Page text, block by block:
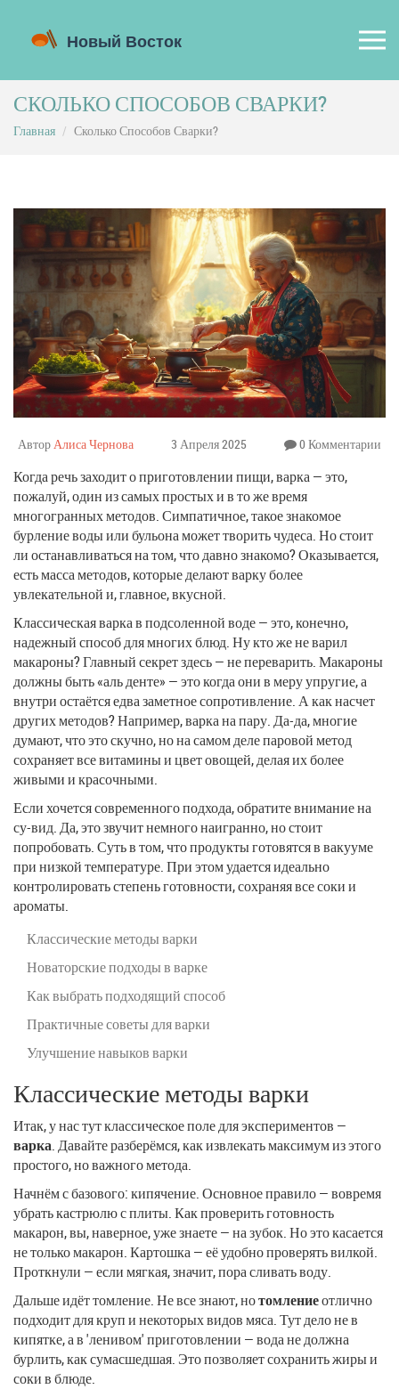
СКОЛЬКО СПОСОБОВ СВАРКИ?
Главная Сколько Способов Сварки?
АвторАлиса Чернова 3 Апреля 2025 0 Комментарии
Когда речь заходит о приготовлении пищи, варка — это,
пожалуй, один из самых простых и в то же время
многогранных методов. Симпатичное, такое знакомое
бурление воды или бульона может творить чудеса. Но стоит
ли останавливаться на том, что давно знакомо? Оказывается,
есть масса методов, которые делают варку более
увлекательной и, главное, вкусной.
Классическая варка в подсоленной воде — это, конечно,
надежный способ для многих блюд. Ну кто же не варил
макароны? Главный секрет здесь — не переварить. Макароны
должны быть «аль денте» — это когда они в меру упругие, а
внутри остаётся едва заметное сопротивление. А как насчет
других методов? Например, варка на пару. Да-да, многие
думают, что это скучно, но на самом деле паровой метод
сохраняет все витамины и цвет овощей, делая их более
живыми и красочными.
Если хочется современного подхода, обратите внимание на
су-вид. Да, это звучит немного наигранно, но стоит
попробовать. Суть в том, что продукты готовятся в вакууме
при низкой температуре. При этом удается идеально
контролировать степень готовности, сохраняя все соки и
ароматы.
Классические методы варки
Новаторские подходы в варке
Как выбрать подходящий способ
Практичные советы для варки
Улучшение навыков варки
Классические методы варки
Итак, у нас тут классическое поле для экспериментов —
варка. Давайте разберёмся, как извлекать максимум из этого
простого, но важного метода.
Начнём с базового: кипячение. Основное правило — вовремя
убрать кастрюлю с плиты. Как проверить готовность
макарон, вы, наверное, уже знаете — на зубок. Но это касается
не только макарон. Картошка — её удобно проверять вилкой.
Проткнули — если мягкая, значит, пора сливать воду.
Дальше идёт томление. Не все знают, нотомлениеотлично
подходит для круп и некоторых видов мяса. Тут дело не в
кипятке, а в 'ленивом' приготовлении — вода не должна
бурлить, как сумасшедшая. Это позволяет сохранить жиры и
соки в блюде.